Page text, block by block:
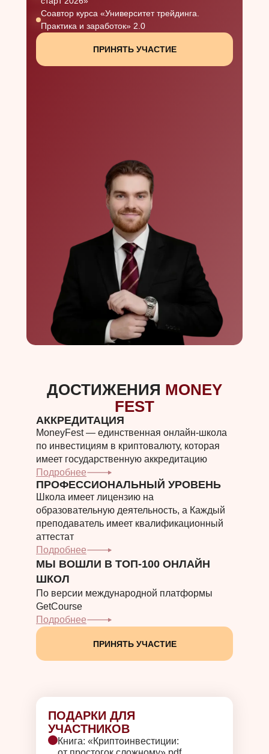
Соавтор курса «Университет трейдинга.
Практика и заработок» 2.0
ПРИНЯТЬ УЧАСТИЕ
ДОСТИЖЕНИЯ MONEY
FEST
АККРЕДИТАЦИЯ
MoneyFest — единственная онлайн-школа
по инвестициям в криптовалюту, которая
имеет государственную аккредитацию
Подробнее
ПРОФЕССИОНАЛЬНЫЙ УРОВЕНЬ
Школа имеет лицензию на
образовательную деятельность, а Каждый
преподаватель имеет квалификационный
аттестат
Подробнее
МЫ ВОШЛИ В ТОП-100 ОНЛАЙН
ШКОЛ
По версии международной платформы
GetCourse
Подробнее
ПРИНЯТЬ УЧАСТИЕ
ПОДАРКИ ДЛЯ
УЧАСТНИКОВ
Книга: «Криптоинвестиции: